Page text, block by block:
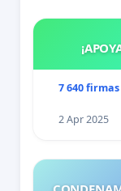
7 640 firmas
2 Apr 2025